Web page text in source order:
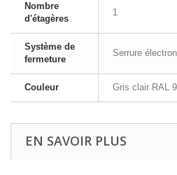
Nombre
d'étagères
1
Système de
fermeture
Serrure
Couleur Gris clair RAL
EN SAVOIR PLUS